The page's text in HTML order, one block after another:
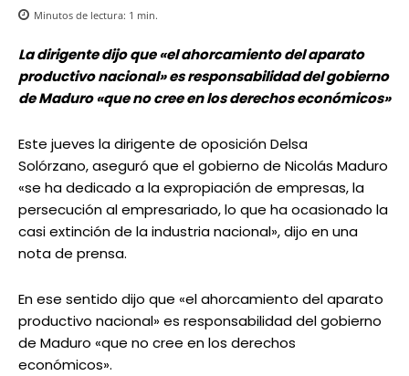
Minutos de lectura: 1 min.
La dirigente dijo que «el ahorcamiento del aparato
productivo nacional» es responsabilidad del gobierno
de Maduro «que no cree en los derechos económicos»
Este jueves la dirigente de oposición Delsa
Solórzano, aseguró que el gobierno de Nicolás Maduro
«se ha dedicado a la expropiación de empresas, la
persecución al empresariado, lo que ha ocasionado la
casi extinción de la industria nacional», dijo en una
nota de prensa.
En ese sentido dijo que «el ahorcamiento del aparato
productivo nacional» es responsabilidad del gobierno
de Maduro «que no cree en los derechos
económicos».